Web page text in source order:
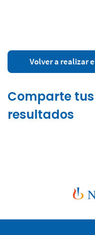
Volver a realizar
Comparte tus
resultados